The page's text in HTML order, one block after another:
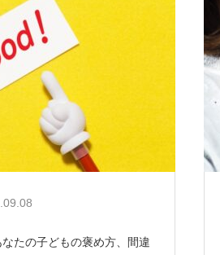
たの子どもの褒め方、間違